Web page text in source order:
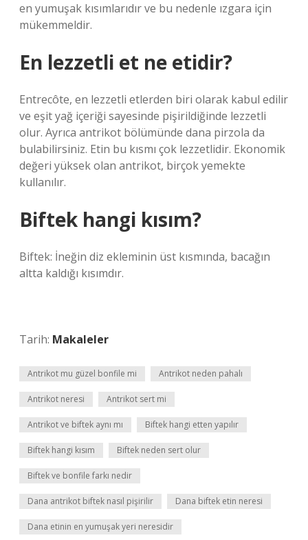
en yumuşak kısımlarıdır ve bu nedenle ızgara için
mükemmeldir.
En lezzetli et ne etidir?
Entrecôte, en lezzetli etlerden biri olarak kabul edilir
ve eşit yağ içeriği sayesinde pişirildiğinde lezzetli
olur. Ayrıca antrikot bölümünde dana pirzola da
bulabilirsiniz. Etin bu kısmı çok lezzetlidir. Ekonomik
değeri yüksek olan antrikot, birçok yemekte
kullanılır.
Biftek hangi kısım?
Biftek: İneğin diz ekleminin üst kısmında, bacağın
altta kaldığı kısımdır.
Tarih: Makaleler
Antrikot mu güzel bonfile mi Antrikot neden pahalı
Antrikot neresi Antrikot sert mi
Antrikot ve biftek aynı mı Biftek hangi etten yapılır
Biftek hangi kısım Biftek neden sert olur
Biftek ve bonfile farkı nedir
Dana antrikot biftek nasıl pişirilir Dana biftek etin neresi
Dana etinin en yumuşak yeri neresidir